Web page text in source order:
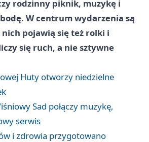
rodzinny piknik, muzykę i
W centrum wydarzenia są
pojawią się też rolki i
się ruch, a nie sztywne
Huty otworzy niedzielne
Sad połączy muzykę,
serwis
i zdrowia przygotowano